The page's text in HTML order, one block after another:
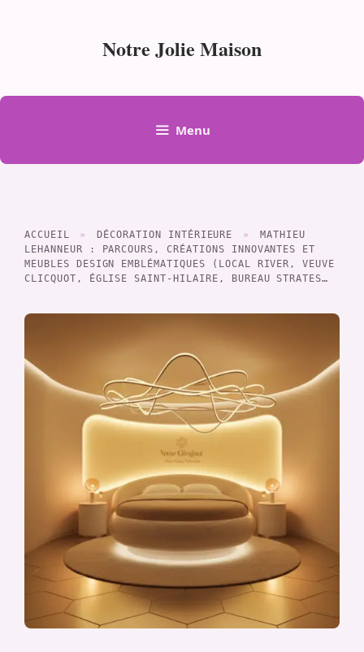
Notre Jolie Maison
Menu
ACCUEIL » DÉCORATION INTÉRIEURE »
MATHIEU
LEHANNEUR : PARCOURS, CRÉATIONS INNOVANTES ET
MEUBLES DESIGN EMBLÉMATIQUES (LOCAL RIVER, VEUVE
CLICQUOT, ÉGLISE SAINT-HILAIRE, BUREAU STRATES…